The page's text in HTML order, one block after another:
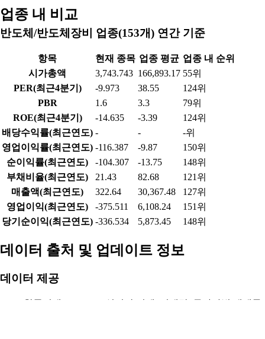
업종 내 비교
반도체/반도체장비 업종(153개) 연간 기준
항목 현재 종목 업종 평균 업종 내 순위
시가총액
3,743.743 166,893.17 55위
PER(최근4분기)
-9.973 38.55
124위
PBR
1.6 3.3
79위
ROE(최근4분기)
-14.635 -3.39
124위
배당수익률(최근연도) - -
-위
영업이익률(최근연도) -116.387 -9.87
150위
순이익률(최근연도)
-104.307 -13.75
148위
부채비율(최근연도)
21.43 82.68
121위
매출액(최근연도)
322.64 30,367.48
127위
영업이익(최근연도)
-375.511 6,108.24
151위
당기순이익(최근연도) -336.534 5,873.45 148위
데이터 출처 및 업데이트 정보
데이터 제공
한국거래소(KRX) - 실시간 시세, 거래량, 투자자별 매매동